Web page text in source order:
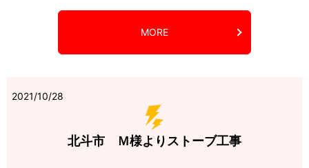
MORE
2021/10/28
北斗市 Ｍ様よりストーブ工事